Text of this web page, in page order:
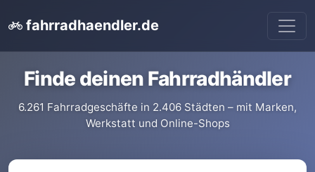
fahrradhaendler.de
Finde deinen Fahrradhändler
6.261 Fahrradgeschäfte in 2.406 Städten – mit Marken,
Werkstatt und Online-Shops